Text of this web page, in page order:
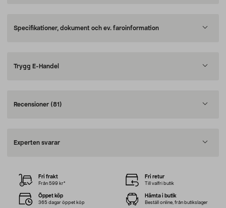
Specifikationer, dokument och ev. faroinformation
Trygg E-Handel
Recensioner (81)
Experten svarar
Fri frakt
Från 599 kr*
Fri retur
Till valfri butik
Öppet köp
365 dagar öppet köp
Hämta i butik
Beställ online, från butikslager